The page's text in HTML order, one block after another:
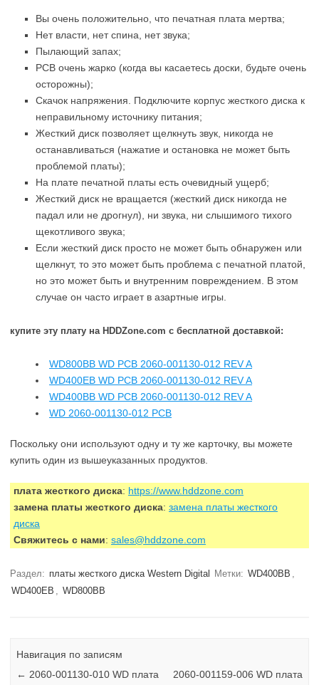
Вы очень положительно, что печатная плата мертва;
Нет власти, нет спина, нет звука;
Пылающий запах;
PCB очень жарко (когда вы касаетесь доски, будьте очень
осторожны);
Скачок напряжения. Подключите корпус жесткого диска к
неправильному источнику питания;
Жесткий диск позволяет щелкнуть звук, никогда не
останавливаться (нажатие и остановка не может быть
проблемой платы);
На плате печатной платы есть очевидный ущерб;
Жесткий диск не вращается (жесткий диск никогда не
падал или не дрогнул), ни звука, ни слышимого тихого
щекотливого звука;
Если жесткий диск просто не может быть обнаружен или
щелкнут, то это может быть проблема с печатной платой,
но это может быть и внутренним повреждением. В этом
случае он часто играет в азартные игры.
купите эту плату на HDDZone.com с бесплатной доставкой:
WD800BB WD PCB 2060-001130-012 REV A
WD400EB WD PCB 2060-001130-012 REV A
WD400BB WD PCB 2060-001130-012 REV A
WD 2060-001130-012 PCB
Поскольку они используют одну и ту же карточку, вы можете
купить один из вышеуказанных продуктов.
плата жесткого диска: https://www.hddzone.com
замена платы жесткого диска: замена платы жесткого
диска
Свяжитесь с нами: sales@hddzone.com
Раздел: платы жесткого диска Western Digital Метки: WD400BB ,
WD400EB , WD800BB
Навигация по записям
← 2060-001130-010 WD плата
2060-001159-006 WD плата